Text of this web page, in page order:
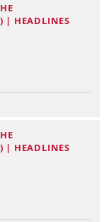
| HEADLINES
| HEADLINES